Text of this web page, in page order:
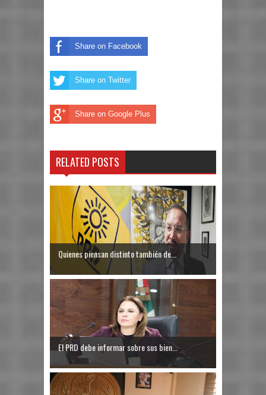
Share on Facebook
Share on Twitter
Share on Google Plus
RELATED POSTS
Quienes piensan distinto también de...
El PRD debe informar sobre sus bien...